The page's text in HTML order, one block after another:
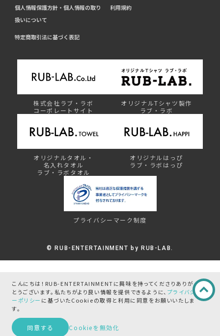
この商品を問い合わせる
こんにちは！RUB-ENTERTAINMENTに興味を持ってくださりありが
とうございます。 私たちがより良い情報を提供できるように、 プライバシ
ーポリシー に基づいたCookieの取得と利用に同意をお願いいたしま
す。
同意する Cookieを無効化
個人情報保護方針・個人情報の取り
扱いについて
利用規約
特定商取引法に基づく表記
株式会社ラブ・ラボ
コーポレートサイト
オリジナルTシャツ製作
ラブ・ラボ
オリジナルタオル・
名入れタオル
ラブ・ラボタオル
オリジナルはっぴ
ラブ・ラボはっぴ
プライバシーマーク制度
©︎ RUB-ENTERTAINMENT by RUB-LAB.